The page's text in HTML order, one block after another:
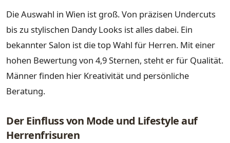
Die Auswahl in Wien ist groß. Von präzisen Undercuts
bis zu stylischen Dandy Looks ist alles dabei. Ein
bekannter Salon ist die top Wahl für Herren. Mit einer
hohen Bewertung von 4,9 Sternen, steht er für Qualität.
Männer finden hier Kreativität und persönliche
Beratung.
Der Einfluss von Mode und Lifestyle auf
Herrenfrisuren